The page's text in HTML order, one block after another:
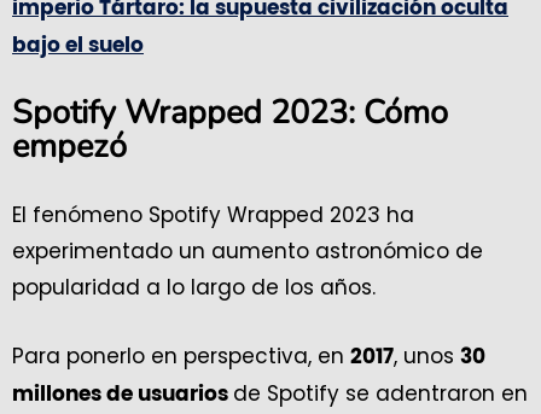
imperio Tártaro: la supuesta civilización oculta
bajo el suelo
Spotify Wrapped 2023: Cómo
empezó
El fenómeno Spotify Wrapped 2023 ha
experimentado un aumento astronómico de
popularidad a lo largo de los años.
Para ponerlo en perspectiva, en 2017, unos 30
millones de usuarios de Spotify se adentraron en